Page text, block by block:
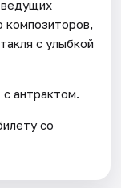
ведущих
композиторов,
с улыбкой
антрактом.
со